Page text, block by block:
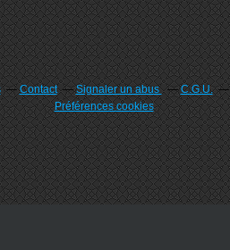
Contact Signaler un abus C.G.U.
Préférences cookies